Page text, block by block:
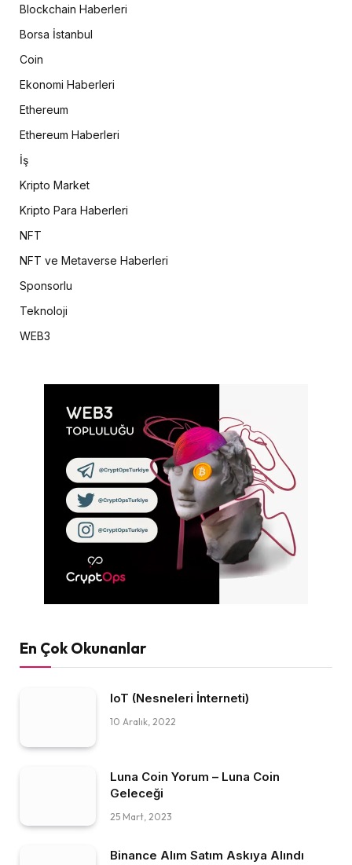
Blockchain Haberleri
Borsa İstanbul
Coin
Ekonomi Haberleri
Ethereum
Ethereum Haberleri
İş
Kripto Market
Kripto Para Haberleri
NFT
NFT ve Metaverse Haberleri
Sponsorlu
Teknoloji
WEB3
En Çok Okunanlar
IoT (Nesneleri İnterneti)
10 Aralık, 2022
Luna Coin Yorum – Luna Coin
Geleceği
25 Mart, 2023
Binance Alım Satım Askıya Alındı